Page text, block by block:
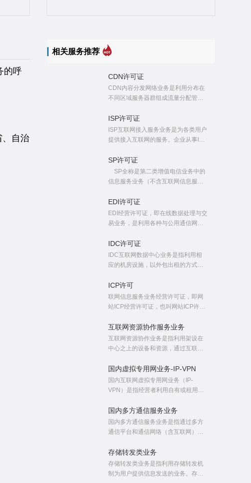
的呼
自治
相关服务推荐
CDN许可证
CDN内容分发网络业务是利用分布在
不同区域服务器群组成流量分配管理
务。
ISP许可证
ISP互联网接入服务业务是为各类用户
提供接入互联网的服务。企业从事ISP
证、isp资质、isp牌照，属于第一类增
值电信业务的互联网接入服务业务。
SP许可证
SP全称是第二类增值电信业务中的
信息服务业务（不含互联网信息服
分为全网SP证和地网SP证，全网SP
是在工信部申请，地网SP是在公司注
册所在地通信管理局申请。
EDI许可证
EDI经营许可证，即在线数据处理与交
易业务，是利用各种与公用通信网相
通过公用通信网互联网为用户提供在
线数据处理和交易/事物处理的业务牌
照，简称EDI证或EDI资质。
IDC许可证
IDC互联网数据中心业务是指利用相
应的机房设施，以外包出租的方式为
关设备提供放置、代理维护及管理服
务，从事IDC业务就需要申请IDC许可
证，简称IDC证（idc资质或idc牌
的互联网数据中心业务。
ICP许可
联网信息服务业务经营许可证，即网
站ICP经营许可证，也叫网站ICP许可
291号《中华人民共和国电信条
例》、第292号《互联网信息服务管
理办法》，国家对提供互联网信息服
互联网资源协作服务业务
互联网资源协作业务是指利用架设在
中心之上的设备和资源，通过互联网
随时扩展、协作共享等方式，为用户
提供的包括但不限于存储、互联网应
用开发环境、互联网应用部署和运行
国内虚拟专用网业务-IP-VPN
国内互联网虚拟专用网业务（IP-
VPN）是指经营者利用自有或租用的
为国内用户定制互联网闭合用户群网
络的服务。互联网虚拟专用网主要采
用IP隧道等基于TCP/IP的技术组建，
内可实现加密的透明分组传送。
国内多方通信服务业务
国内多方通信服务业务是指通过多方
通信平台和通信网络（含互联网）实
或点播式的话音、图像通信服务。
存储转发类业务
存储转发类业务是指利用存储转发机
制为用户提供信息发送的业务。存储